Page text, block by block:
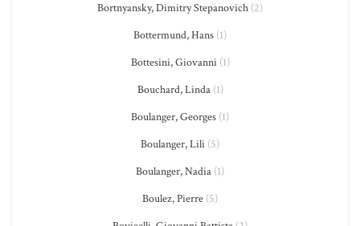
Bortnyansky, Dimitry Stepanovich (2)
Bottermund, Hans (1)
Bottesini, Giovanni(1)
Bouchard, Linda(1)
Boulanger, Georges (1)
Boulanger, Lili (5)
Boulanger, Nadia (1)
Boulez, Pierre (5)